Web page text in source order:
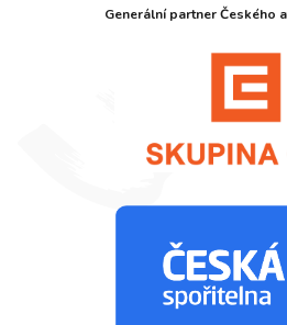
Generální partner Českého